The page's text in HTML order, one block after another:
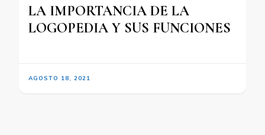
LA IMPORTANCIA DE LA
LOGOPEDIA Y SUS FUNCIONES
AGOSTO 18, 2021